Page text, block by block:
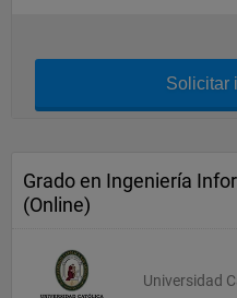
Solicitar
Grado en Ingeniería
(Online)
Universidad